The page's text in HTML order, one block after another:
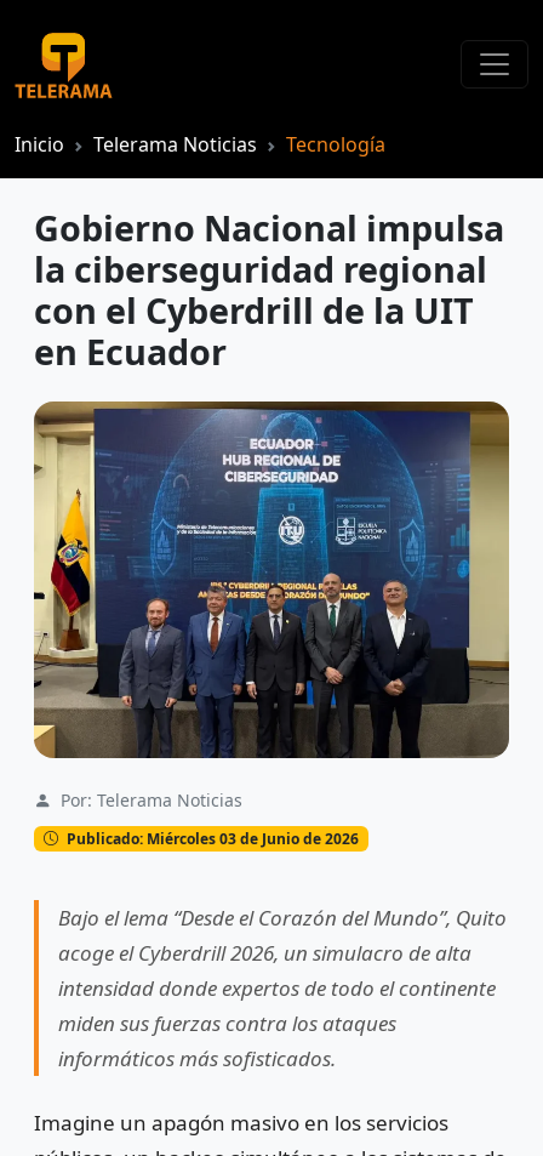
Inicio Telerama Noticias Tecnología
Gobierno Nacional impulsa
la ciberseguridad regional
con el Cyberdrill de la UIT
en Ecuador
Por: Telerama Noticias
Publicado: Miércoles 03 de Junio de 2026
Bajo el lema “Desde el Corazón del Mundo”, Quito
acoge el Cyberdrill 2026, un simulacro de alta
intensidad donde expertos de todo el continente
miden sus fuerzas contra los ataques
informáticos más sofisticados.
Imagine un apagón masivo en los servicios